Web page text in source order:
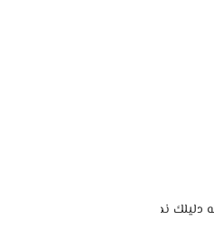
نحو الاحتراف المتخصصة في